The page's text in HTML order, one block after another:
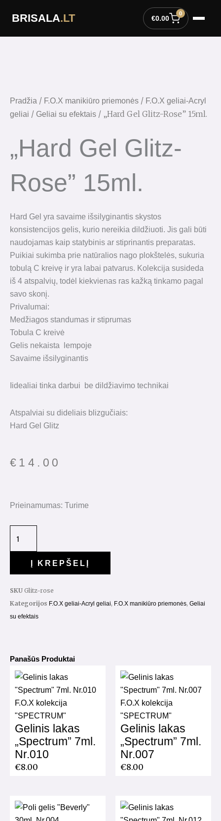
BRISALA.LT €0.00
0
Pradžia / F.O.X manikiūro priemonės / F.O.X geliai-Acryl
geliai / Geliai su efektais / „Hard Gel Glitz-Rose” 15ml.
„Hard Gel Glitz-
Rose” 15ml.
Hard Gel yra savaime išsilyginantis skystos
konsistencijos gelis, kurio nereikia dildžiuoti. Jis gali būti
naudojamas kaip statybinis ar stiprinantis preparatas.
Puikiai sukimba prie natūralios nago plokštelės, sukuria
tobulą C kreivę ir yra labai patvarus. Kolekcija susideda
iš 4 atspalvių, todėl kiekvienas ras kažką tinkamo pagal
savo skonį.
Privalumai:
Medžiagos standumas ir stiprumas
Tobula C kreivė
Gelis nekaista lempoje
Savaime išsilyginantis
Iidealiai tinka darbui be dildžiavimo technikai
Atspalviai su dideliais blizgučiais:
Hard Gel Glitz
€ 14.00
Prieinamumas: Turime
produkto
Gel
Rose"
Į KREPŠELĮ
SKU Glitz-rose
Kategorijos F.O.X geliai-Acryl geliai, F.O.X manikiūro priemonės, Geliai
su efektais
Panašūs Produktai
F.O.X kolekcija
"SPECTRUM"
Gelinis lakas
„Spectrum” 7ml.
Nr.010
€8.00
F.O.X kolekcija
"SPECTRUM"
Gelinis lakas
„Spectrum” 7ml.
Nr.007
€8.00